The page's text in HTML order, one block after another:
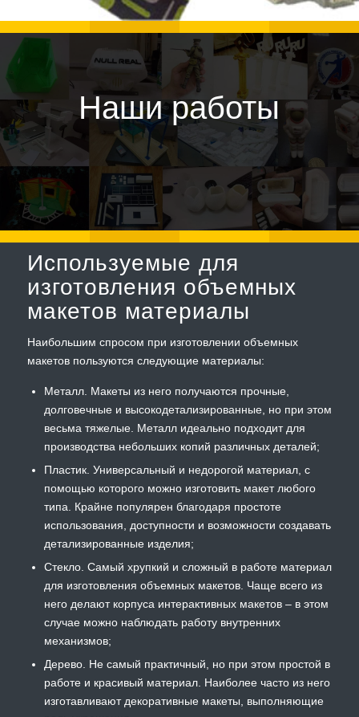
Наши работы
Используемые для
изготовления объемных
макетов материалы
Наибольшим спросом при изготовлении объемных
макетов пользуются следующие материалы:
Металл. Макеты из него получаются прочные,
долговечные и высокодетализированные, но при этом
весьма тяжелые. Металл идеально подходит для
производства небольших копий различных деталей;
Пластик. Универсальный и недорогой материал, с
помощью которого можно изготовить макет любого
типа. Крайне популярен благодаря простоте
использования, доступности и возможности создавать
детализированные изделия;
Стекло. Самый хрупкий и сложный в работе материал
для изготовления объемных макетов. Чаще всего из
него делают корпуса интерактивных макетов – в этом
случае можно наблюдать работу внутренних
механизмов;
Дерево. Не самый практичный, но при этом простой в
работе и красивый материал. Наиболее часто из него
изготавливают декоративные макеты, выполняющие